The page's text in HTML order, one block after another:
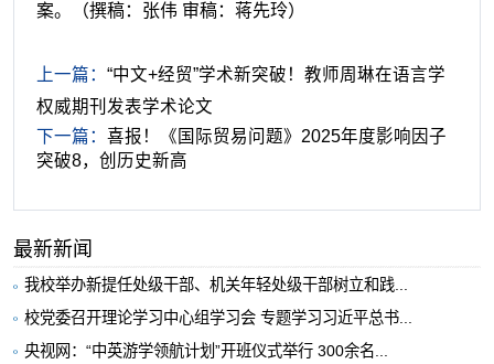
案。 （撰稿：张伟 审稿：蒋先玲）
上一篇： “中文+经贸”学术新突破！教师周琳在语言学
权威期刊发表学术论文
下一篇： 喜报！《国际贸易问题》2025年度影响因子
突破8，创历史新高
最新新闻
我校举办新提任处级干部、机关年轻处级干部树立和践...
校党委召开理论学习中心组学习会 专题学习习近平总书...
央视网：“中英游学领航计划”开班仪式举行 300余名...